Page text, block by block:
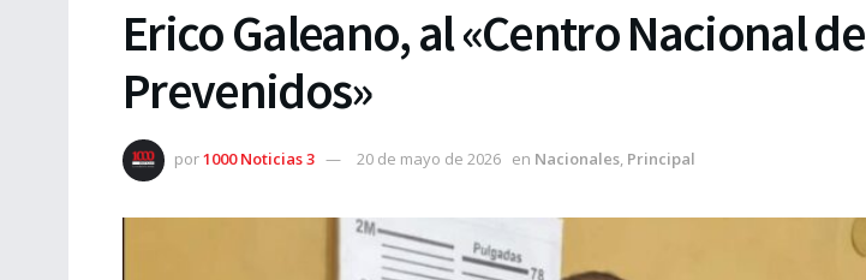
Erico Galeano, al «Centro Nacional de
Prevenidos»
por1000 Noticias 3 20 de mayo de 2026 en Nacionales, Principal